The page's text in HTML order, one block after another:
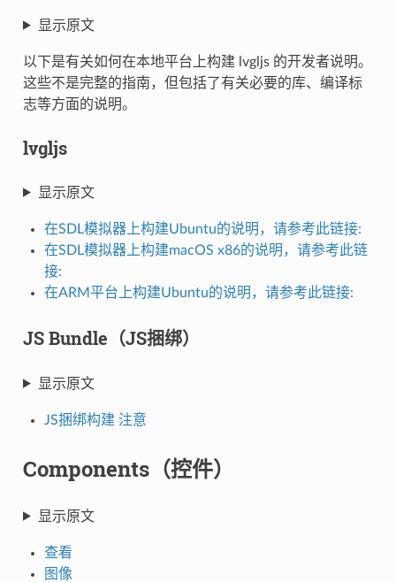
显示原文
以下是有关如何在本地平台上构建 lvgljs 的开发者说明。
这些不是完整的指南，但包括了有关必要的库、编译标
志等方面的说明。
lvgljs
显示原文
在SDL模拟器上构建Ubuntu的说明，请参考此链接:
在SDL模拟器上构建macOS x86的说明，请参考此链
接:
在ARM平台上构建Ubuntu的说明，请参考此链接:
JS Bundle（JS捆绑）
显示原文
JS捆绑构建 注意
Components（控件）
显示原文
查看
图像